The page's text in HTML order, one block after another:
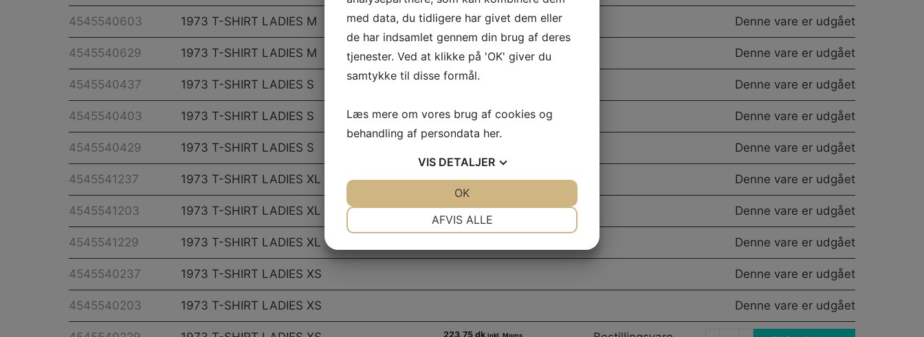
Denne vare er udgået
4545540603 1973 T-SHIRT LADIES M
Denne vare er udgået
4545540629 1973 T-SHIRT LADIES M
Denne vare er udgået
4545540437 1973 T-SHIRT LADIES S
Denne vare er udgået
4545540403 1973 T-SHIRT LADIES S
Denne vare er udgået
4545540429 1973 T-SHIRT LADIES S
Denne vare er udgået
4545541237 1973 T-SHIRT LADIES XL
Denne vare er udgået
4545541203 1973 T-SHIRT LADIES XL
Denne vare er udgået
4545541229 1973 T-SHIRT LADIES XL
Denne vare er udgået
4545540237 1973 T-SHIRT LADIES XS
Denne vare er udgået
4545540203 1973 T-SHIRT LADIES XS
223,75 dk inkl. Moms
med data, du tidligere har givet dem eller
de har indsamlet gennem din brug af deres
tjenester. Ved at klikke på 'OK' giver du
samtykke til disse formål.
Læs mere om vores brug af cookies og
behandling af persondata her.
VIS DETALJER
MARKETING STATISTIK
AFVIS ALLE
OK